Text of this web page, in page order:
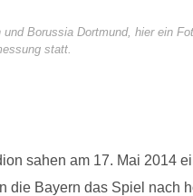
Borussia Dortmund, hier ein
statt.
sahen am 17. Mai 2014
die Bayern das Spiel